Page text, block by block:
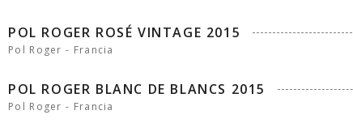
POL ROGER ROSÉ VINTAGE 2015
Pol Roger - Francia
POL ROGER BLANC DE BLANCS 2015
Pol Roger - Francia